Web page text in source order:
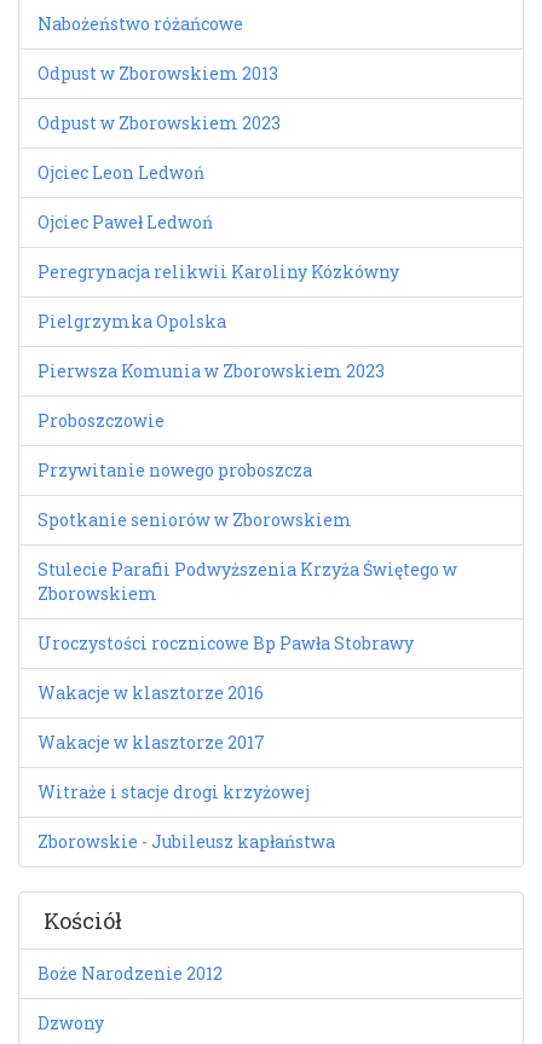
Nabożeństwo różańcowe
Odpust w Zborowskiem 2013
Odpust w Zborowskiem 2023
Ojciec Leon Ledwoń
Ojciec Paweł Ledwoń
Peregrynacja relikwii Karoliny Kózkówny
Pielgrzymka Opolska
Pierwsza Komunia w Zborowskiem 2023
Proboszczowie
Przywitanie nowego proboszcza
Spotkanie seniorów w Zborowskiem
Stulecie Parafii Podwyższenia Krzyża Świętego w
Zborowskiem
Uroczystości rocznicowe Bp Pawła Stobrawy
Wakacje w klasztorze 2016
Wakacje w klasztorze 2017
Witraże i stacje drogi krzyżowej
Zborowskie - Jubileusz kapłaństwa
Kościół
Boże Narodzenie 2012
Dzwony